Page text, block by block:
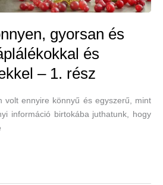
gyorsan és
és
– 1. rész
volt ennyire könnyű és egyszerű, mint
információ birtokába juthatunk, hogy